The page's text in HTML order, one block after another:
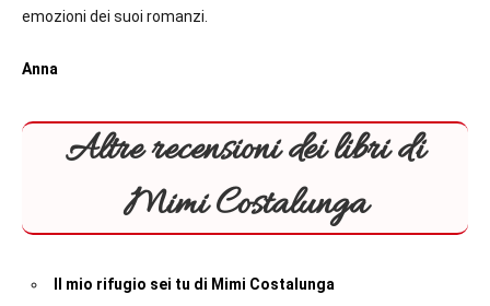
emozioni dei suoi romanzi.
Anna
Altre recensioni dei libri di
Mimi Costalunga
Il mio rifugio sei tu di Mimi Costalunga